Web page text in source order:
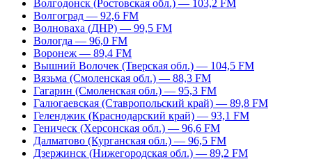
Волгодонск (Ростовская обл.) — 103,2 FM
Волгоград — 92,6 FM
Волноваха (ДНР) — 99,5 FM
Вологда — 96,0 FM
Воронеж — 89,4 FM
Вышний Волочек (Тверская обл.) — 104,5 FM
Вязьма (Смоленская обл.) — 88,3 FM
Гагарин (Смоленская обл.) — 95,3 FM
Галюгаевская (Ставропольский край) — 89,8 FM
Геленджик (Краснодарский край) — 93,1 FM
Геническ (Херсонская обл.) — 96,6 FM
Далматово (Курганская обл.) — 96,5 FM
Дзержинск (Нижегородская обл.) — 89,2 FM